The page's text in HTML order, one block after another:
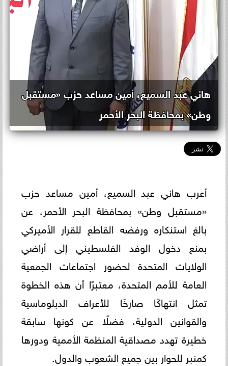
هاني عبد السميع، أمين مساعد حزب «مستقبل
وطن» بمحافظة البحر الأحمر
أعرب هاني عبد السميع، أمين مساعد حزب
«مستقبل وطن» بمحافظة البحر الأحمر، عن
بالغ استنكاره ورفضه القاطع للقرار الأميركي
بمنع دخول الوفد الفلسطيني إلى أراضي
الولايات المتحدة لحضور اجتماعات الجمعية
العامة للأمم المتحدة، معتبرًا أن هذه الخطوة
تمثل انتهاكًا صارخًا للأعراف الدبلوماسية
والقوانين الدولية، فضلًا عن كونها سابقة
خطيرة تهدد مصداقية المنظمة الأممية ودورها
كمنبر للحوار بين جميع الشعوب والدول.